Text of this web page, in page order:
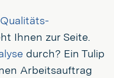
Qualitäts-
Ihnen zur Seite.
durch? Ein Tulip
Arbeitsauftrag